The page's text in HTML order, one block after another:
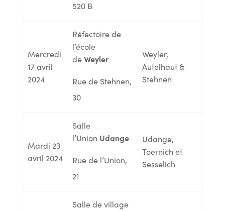
520 B
Mercredi
17 avril
2024
Réfectoire de
l’école
deWeyler
Rue de Stehnen,
30
Weyler,
Autelhaut &
Stehnen
Mardi 23
avril 2024
Salle
l’Union Udange
Rue de l’Union,
21
Udange,
Toernich et
Sesselich
Salle de village